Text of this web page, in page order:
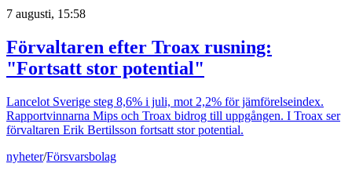
7 augusti, 15:58
Förvaltaren efter Troax rusning:
"Fortsatt stor potential"
Lancelot Sverige steg 8,6% i juli, mot 2,2% för jämförelseindex.
Rapportvinnarna Mips och Troax bidrog till uppgången. I Troax ser
förvaltaren Erik Bertilsson fortsatt stor potential.
nyheter/Försvarsbolag